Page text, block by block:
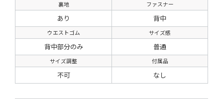
裏地 ファスナー
あり 背中
ウエストゴム サイズ感
背中部分のみ 普通
サイズ調整 付属品
不可 なし